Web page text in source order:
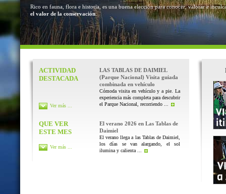
Rico en fauna, flora e historia, es una buena elección para conocer, valorar e
el valor de la conservación.
ACTIVIDAD
DESTACADA
LAS TABLAS DE DAIMIEL
(Parque Nacional) Visita guiada
combinada en vehículo
Cómoda visita en vehículo y a pie. La
experiencia más completa para descubrir
el Parque Nacional, recorriendo ...
Ver más ...
QUE VER
ESTE MES
El verano 2026 en Las Tablas de
Daimiel
El verano llega a las Tablas de Daimiel,
los días se van alargando, el sol
ilumina y calienta ...
Ver más ...